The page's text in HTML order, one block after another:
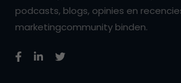
podcasts, blogs, opinies en
marketingcommunity binden.